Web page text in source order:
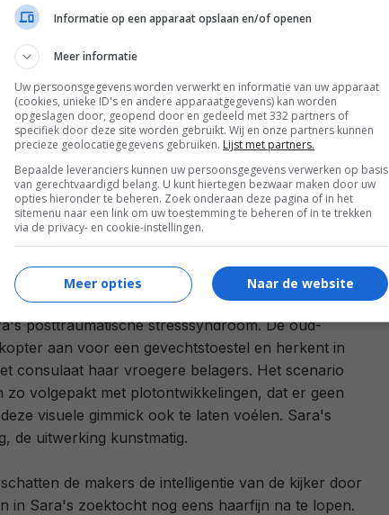
duurt alleen betrekkelijk kort, omdat de
vooropgezet plan in het vervolg stuk voor stuk
in Sara's zoektocht is een andere gast die in het
Zonder al te veel weg te geven over de precieze
is het jammer dat regisseur (en scenarist)
in slaagt om gewicht aan de verrassende
mee te geven. Na de rommelige eerste
het personage al snel een onpersoonlijke plusfactor
en blijft de gehoopte
manier springt Zübert gemakzuchtig om met de
posttraumatische stresssyndroom. De oud-
aan voor een gevechtstoestel en herkent in
consulaat haar vroegere belagers. Het scenario
zo volgepakt met plotontwikkelingen, dat er geen
visuele gimmick ook te laten voélen. Sara's
de uitwerking kunstmatig.
de makers de intelligentie van de kijker door
in Sara's zoektocht nog eens haarfijn na te lopen.
Informatie op een apparaat opslaan en/of openen
Meer informatie
Uw persoonsgegevens worden verwerkt en informatie van uw apparaat
(cookies, unieke ID's en andere apparaatgegevens) kan worden
opgeslagen door, geopend door en gedeeld met 332 partners of
specifiek door deze site worden gebruikt. Wij en onze partners kunnen
precieze geolocatiegegevens gebruiken. Lijst met partners.
Bepaalde leveranciers kunnen uw persoonsgegevens verwerken op basis
van gerechtvaardigd belang. U kunt hiertegen bezwaar maken door uw
opties hieronder te beheren. Zoek onderaan deze pagina of in het
sitemenu naar een link om uw toestemming te beheren of in te trekken
via de privacy- en cookie-instellingen.
Naar de website
Meer opties